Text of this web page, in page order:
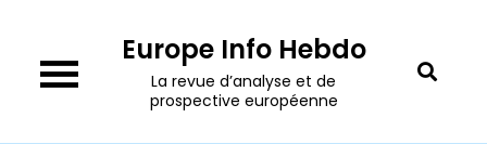
content
Europe Info Hebdo
La revue d’analyse et de
prospective européenne